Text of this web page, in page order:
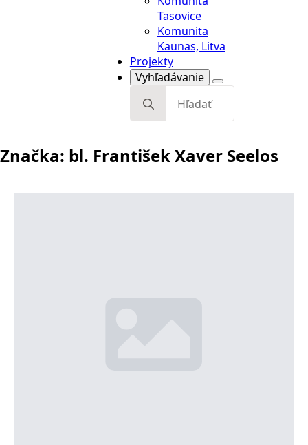
Tasovice
Komunita
Kaunas, Litva
Projekty
Vyhľadávanie
for:
Projekty
Značka: bl. František Xaver Seelos